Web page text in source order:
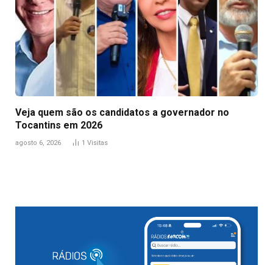
Veja quem são os candidatos a governador no
Tocantins em 2026
agosto 6, 2026 1 Visitas